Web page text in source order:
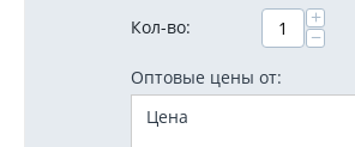
Кол-во:
+
−
Оптовые цены от:
Цена